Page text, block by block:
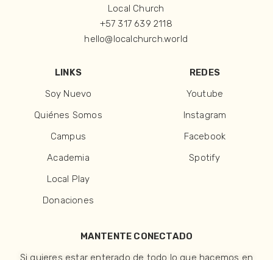
Local Church
+57 317 639 2118
hello@localchurch.world
LINKS
Soy Nuevo
Quiénes Somos
Campus
Academia
Local Play
Donaciones
REDES
Youtube
Instagram
Facebook
Spotify
MANTENTE CONECTADO
Si quieres estar enterado de todo lo que hacemos en